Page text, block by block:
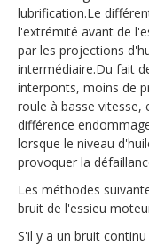
lubrification.Le
l'extrémité avant de
par les projections
intermédiaire.Du fait
interponts, moins de
roule à basse vitesse,
différence
lorsque le niveau
provoquer la
Les méthodes
bruit de l'essieu
S'il y a un bruit